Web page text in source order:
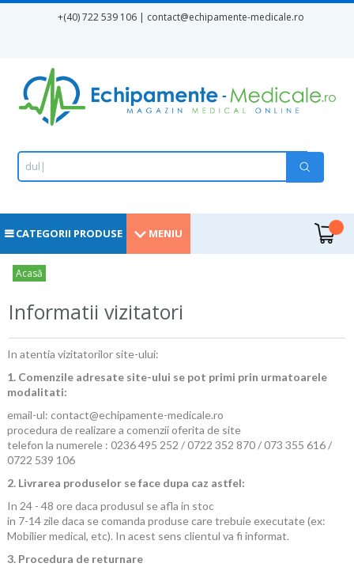
+(40) 722 539 106 | contact@echipamente-medicale.ro
Formular de căutare
Căutare
.dul a
MENIU
CATEGORII PRODUSE
Eşti aici
Acasă
Informatii vizitatori
In atentia vizitatorilor site-ului:
1. Comenzile adresate site-ului se pot primi prin urmatoarele
modalitati:
email-ul: contact@echipamente-medicale.ro
procedura de realizare a comenzii oferita de site
telefon la numerele : 0236495 252 / 0722 352 870 / 073 355 616 /
0722 539 106
2. Livrarea produselor se face dupa caz astfel:
In 24 - 48 ore daca produsul se afla in stoc
in 7-14 zile daca se comanda produse care trebuie executate (ex:
Mobilier medical, etc). In acest sens clientul va fi informat.
3. Procedura de returnare